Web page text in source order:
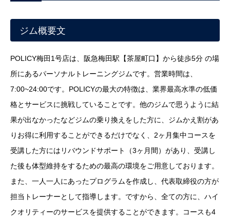
ジム概要文
POLICY梅田1号店は、阪急梅田駅【茶屋町口】から徒歩5分 の場
所にあるパーソナルトレーニングジムです。営業時間は、
7:00~24:00です。POLICYの最大の特徴は、業界最高水準の低価
格とサービスに挑戦していることです。他のジムで思うように結
果が出なかったなどジムの乗り換えをした方に、ジムかえ割があ
りお得に利用することができるだけでなく、2ヶ月集中コースを
受講した方にはリバウンドサポート（3ヶ月間）があり、受講し
た後も体型維持をするための最高の環境をご用意しております。
また、一人一人にあったプログラムを作成し、代表取締役の方が
担当トレーナーとして指導します。ですから、全ての方に、ハイ
クオリティーのサービスを提供することができます。コースも4